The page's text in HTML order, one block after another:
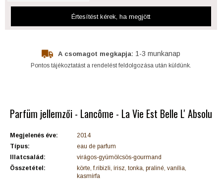
Értesítést kérek , ha megjött
A csomagot megkapja: 1-3 munkanap
Pontos tájékoztatást a rendelést feldolgozása után küldünk.
Parfüm jellemzői - Lancôme - La Vie Est Belle L' Absolu
Megjelenés éve:
2014
Típus:
eau de parfum
Illatcsalád:
virágos-gyümölcsös-gourmand
Összetétel:
körte, f.ribizli, írisz, tonka, praliné, vanília,
kasmírfa